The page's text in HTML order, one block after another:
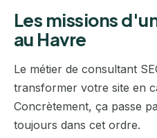
Les missions
au Havre
Le métier de consultant
transformer votre site en
Concrètement, ça passe
toujours dans cet ordre.